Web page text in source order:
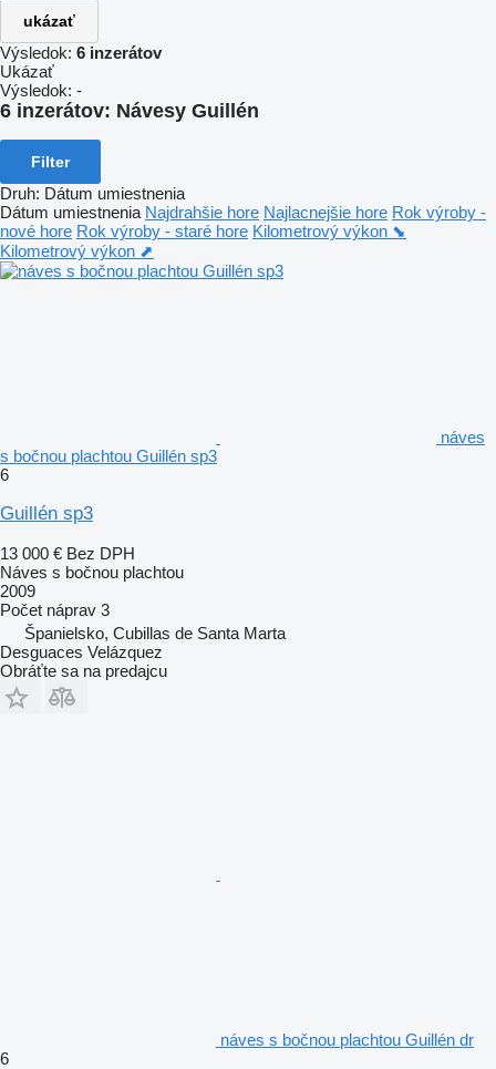
ukázať
Výsledok: 6 inzerátov
Ukázať
Výsledok: -
6 inzerátov: Návesy Guillén
Filter
Druh: Dátum umiestnenia
Dátum umiestnenia Najdrahšie hore Najlacnejšie hore Rok výroby -
nové hore Rok výroby - staré hore Kilometrový výkon ⬊
Kilometrový výkon ⬈
náves
s bočnou plachtou Guillén sp3
6
Guillén sp3
13 000 € Bez DPH
Náves s bočnou plachtou
2009
Počet náprav 3
Španielsko, Cubillas de Santa Marta
Desguaces Velázquez
Obráťte sa na predajcu
náves s bočnou plachtou Guillén dr
6